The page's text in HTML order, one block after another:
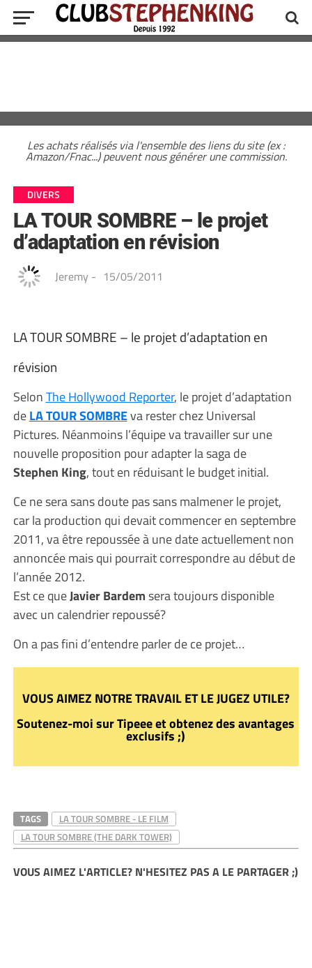
Les achats réalisés via l'ensemble des liens du site (ex :
Amazon/Fnac...) peuvent nous générer une commission.
DIVERS
LA TOUR SOMBRE – le projet
d’adaptation en révision
Jeremy - 15/05/2011
LA TOUR SOMBRE – le projet d’adaptation en
révision
SelonThe Hollywood Reporter, le projet d’adaptation
deLA TOUR SOMBREva rester chez Universal
Pictures. Néanmoins l’équipe va travailler sur une
nouvelle proposition pour adapter la saga de
Stephen King, tout en réduisant le budget initial.
Ce ne sera sans doute pas sans malmener le projet,
car la production qui devait commencer en septembre
2011, va être repoussée à une date actuellement non
annoncée mais qui pourrait correspondre au début de
l’année 2012.
Est ce queJavier Bardemsera toujours disponible
avec un calendrier repoussé?
On a pas fini d’entendre parler de ce projet…
VOUS AIMEZ NOTRE TRAVAIL ET LE JUGEZ UTILE?
Soutenez-moi sur Tipeee et obtenez des avantages
exclusifs ;)
TAGS
LA TOUR SOMBRE - LE FILM
LA TOUR SOMBRE (THE DARK TOWER)
VOUS AIMEZ L'ARTICLE? N'HESITEZ PAS A LE PARTAGER ;)